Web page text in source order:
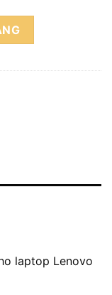
lượng
laptop Lenovo